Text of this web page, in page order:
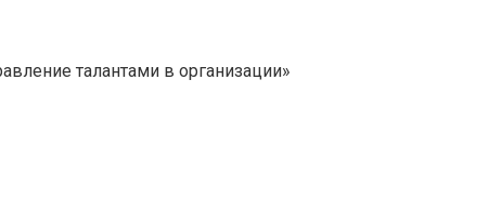
талантами в организации»